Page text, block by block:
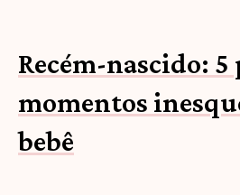
Recém-nascido:
momentos
bebê